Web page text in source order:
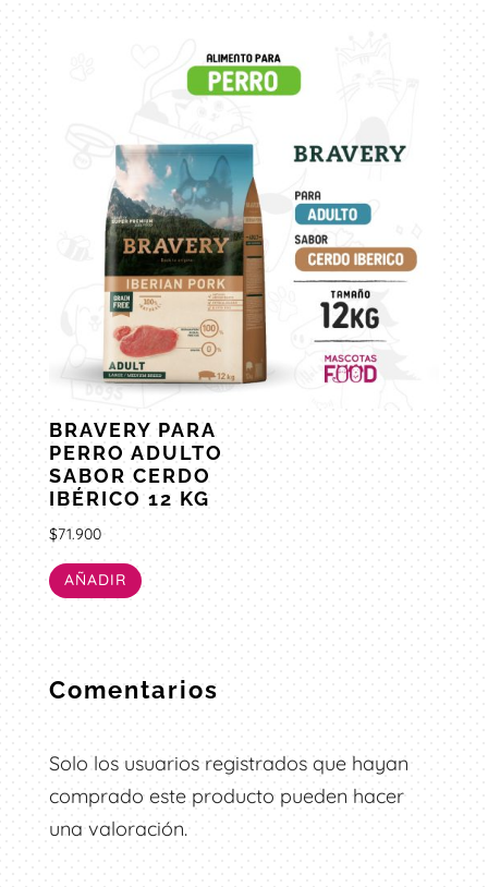
BRAVERY PARA
PERRO ADULTO
SABOR CERDO
IBÉRICO 12 KG
$71.900
AÑADIR
Comentarios
Solo los usuarios registrados que hayan
comprado este producto pueden hacer
una valoración.